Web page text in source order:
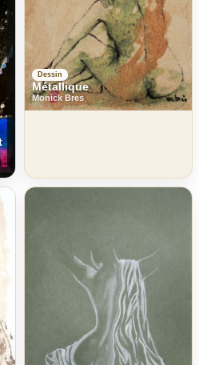
Dessin
Métallique
Monick Bres